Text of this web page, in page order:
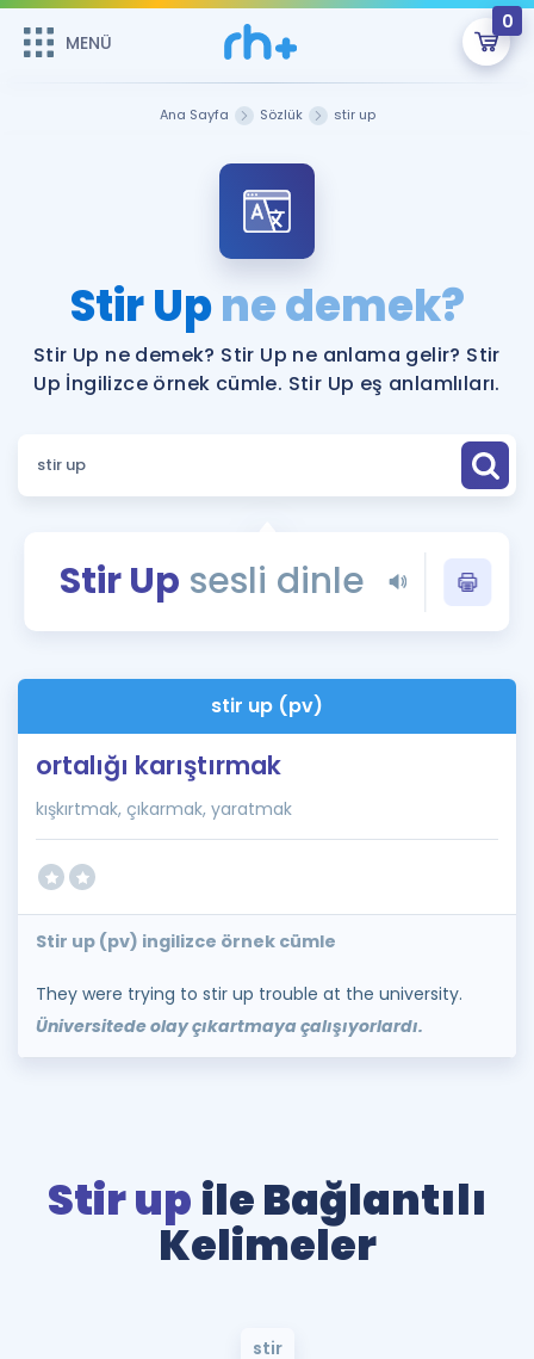
MENÜ
0
Şifremi Hatırlamıyorum
ÜYE DEĞİLİM
Sepetin Şu An Boş.
Remzi Hoca ile seni sınava hazırlayacak onlarca eğitim seni
bekliyor!
MENÜ
Katılımcı Görüşleri
Faydalı Araçlar
Sözlük
Rehberlik Aracı
Blog
İngilizce Gramer
Ana Sayfa Sözlük stir up
Stir Upne demek?
Stir Up ne demek? Stir Up ne anlama gelir? Stir
Up İngilizce örnek cümle. Stir Up eş anlamlıları.
Stir Up sesli dinle
stir up (pv)
ortalığı karıştırmak
kışkırtmak, çıkarmak, yaratmak
Stir up (pv) ingilizce örnek cümle
They were trying to stir up trouble at the university.
Üniversitede olay çıkartmaya çalışıyorlardı.
Stir up ile Bağlantılı
Kelimeler
stir